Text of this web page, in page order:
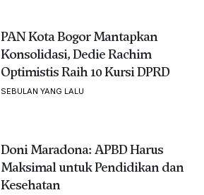
PAN Kota Bogor Mantapkan
Konsolidasi, Dedie Rachim
Optimistis Raih 10 Kursi DPRD
SEBULAN YANG LALU
Doni Maradona: APBD Harus
Maksimal untuk Pendidikan dan
Kesehatan